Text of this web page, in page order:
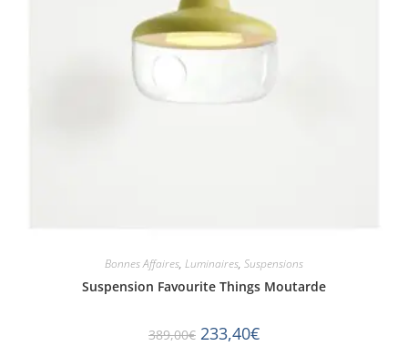
Bonnes Affaires, Luminaires, Suspensions
Suspension Favourite Things Moutarde
389,00€ 233,40€